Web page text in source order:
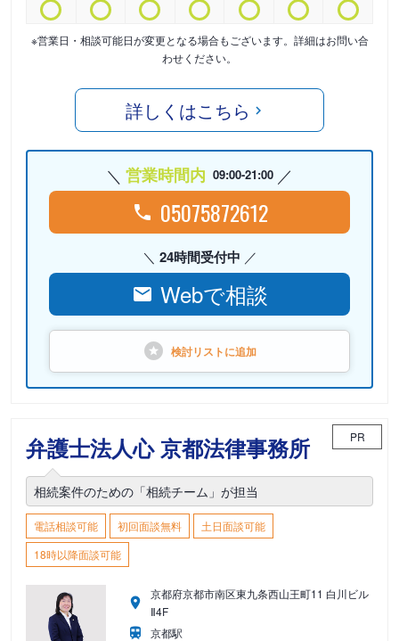
※営業日・相談可能日が変更となる場合もございます。詳細はお問い合
わせください。
詳しくはこちら
営業時間内 09:00-21:00
05075872612
24時間受付中
Webで相談
検討リストに追加
弁護士法人心 京都法律事務所 PR
相続案件のための「相続チーム」が担当
電話相談可能 初回面談無料
土日面談可能
18時以降面談可能
京都府京都市南区東九条西山王町11 白川ビル
Ⅱ4F
京都駅